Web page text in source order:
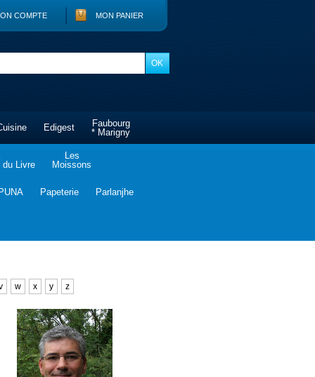
COMPTE MON PANIER
Edigest
Faubourg
* Marigny
du Livre
Les
Moissons
Papeterie Parlanjhe
w x y z